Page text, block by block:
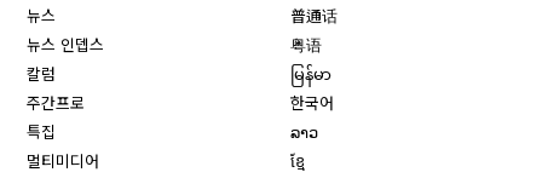
뉴스
뉴스 인뎁스
칼럼
주간프로
특집
멀티미디어
普通话
粤语
မြန်မာ
한국어
ລາວ
ខ្មែ